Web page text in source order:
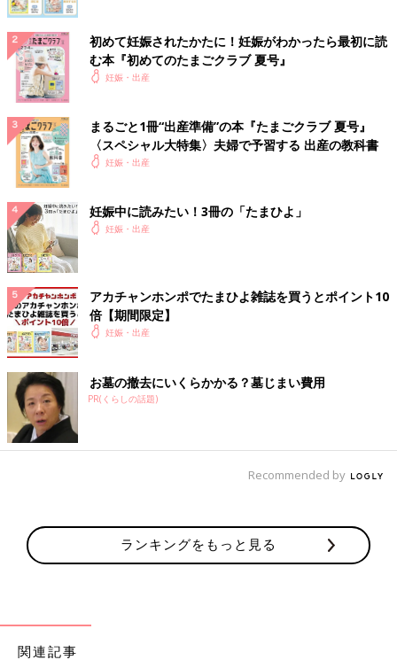
必要ありません。妊娠前より控えめにする程度でいいでしょう。
３．急激な体重増加を避ける
急激な体重増加は危険信号です。
復活して一気に増えてしまわないように注意。適切な体重増加を
心がけましょう。
４．バランスのいい食事を心がける
どの栄養素をとる、というよりもトータルでバランスのいい
食事を心がけましょう。ごはんやパン、めん類など主食だけの食
事にせず、主菜、副菜などのおかずもしっかりとりましょう。
５．血圧の変化を知るために、ときどき家庭でも血圧を測る
血圧は日々変わりやすいもの。また病院で血圧を測ると高め
に測定される人もいます。最近では、手軽に家庭用血圧計が購入
ょう。
６.適度な運動を心がけ、疲れたらしっかり休息する
ただやりすぎはストレスになるので、30分程度のウォーキングな
７．睡眠不足や過労を避け、ストレスを減らす
初めて妊娠されたかたに！妊娠がわかったら最初に読
む本『初めてのたまごクラブ 夏号』
妊娠・出産
まるごと1冊“出産準備”の本『たまごクラブ 夏号』
〈スペシャル大特集〉夫婦で予習する 出産の教科書
妊娠・出産
妊娠中に読みたい！3冊の「たまひよ」
妊娠・出産
アカチャンホンポでたまひよ雑誌を買うとポイント10
倍【期間限定】
妊娠・出産
お墓の撤去にいくらかかる？墓じまい費用
PR(くらしの話題)
Recommended by
ランキングをもっと見る
関連記事